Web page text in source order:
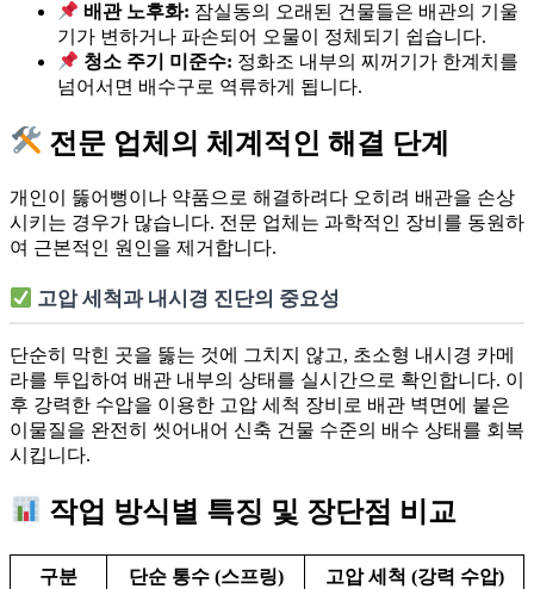
배관 노후화: 잠실동의 오래된 건물들은 배관의 기울
기가 변하거나 파손되어 오물이 정체되기 쉽습니다.
청소 주기 미준수: 정화조 내부의 찌꺼기가 한계치를
넘어서면 배수구로 역류하게 됩니다.
전문 업체의 체계적인 해결 단계
개인이 뚫어뻥이나 약품으로 해결하려다 오히려 배관을 손상
시키는 경우가 많습니다. 전문 업체는 과학적인 장비를 동원하
여 근본적인 원인을 제거합니다.
고압 세척과 내시경 진단의 중요성
단순히 막힌 곳을 뚫는 것에 그치지 않고, 초소형 내시경 카메
라를 투입하여 배관 내부의 상태를 실시간으로 확인합니다. 이
후 강력한 수압을 이용한 고압 세척 장비로 배관 벽면에 붙은
이물질을 완전히 씻어내어 신축 건물 수준의 배수 상태를 회복
시킵니다.
작업 방식별 특징 및 장단점 비교
구분 단순 통수 (스프링) 고압 세척 (강력 수압)